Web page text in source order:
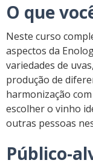
O que
Neste curso
aspectos da
variedades de
produção de
harmonização
escolher o vinho
outras pessoas
Público-